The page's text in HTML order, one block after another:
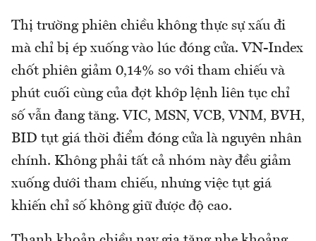
Thị trường phiên chiều không thực sự xấu đi
mà chỉ bị ép xuống vào lúc đóng cửa. VN-Index
chốt phiên giảm 0,14% so với tham chiếu và
phút cuối cùng của đợt khớp lệnh liên tục chỉ
số vẫn đang tăng. VIC, MSN, VCB, VNM, BVH,
BID tụt giá thời điểm đóng cửa là nguyên nhân
chính. Không phải tất cả nhóm này đều giảm
xuống dưới tham chiếu, nhưng việc tụt giá
khiến chỉ số không giữ được độ cao.